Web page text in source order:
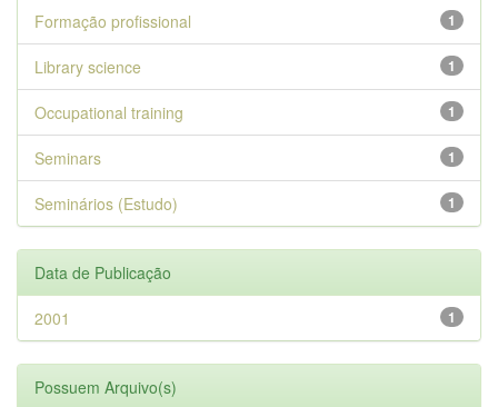
1
Formação profissional
1
Library science
1
Occupational training
1
Seminars
1
Seminários (Estudo)
Data de Publicação
1
2001
Possuem Arquivo(s)